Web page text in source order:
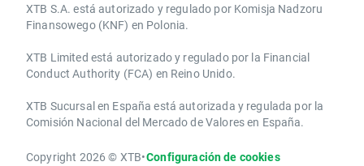
XTB S.A.​ está autorizado y regulado por Komisja Nadzoru
Finansowego (KNF) ​en Polonia.
XTB Limited ​está autorizado y regulado por la ​Financial
Conduct Authority ​(FCA) en ​​Reino Unido.
XTB Sucursal en España está autorizada y regulada por la
Comisión Nacional del Mercado de Valores en España.
Copyright 2026 © XTB•Configuración de cookies